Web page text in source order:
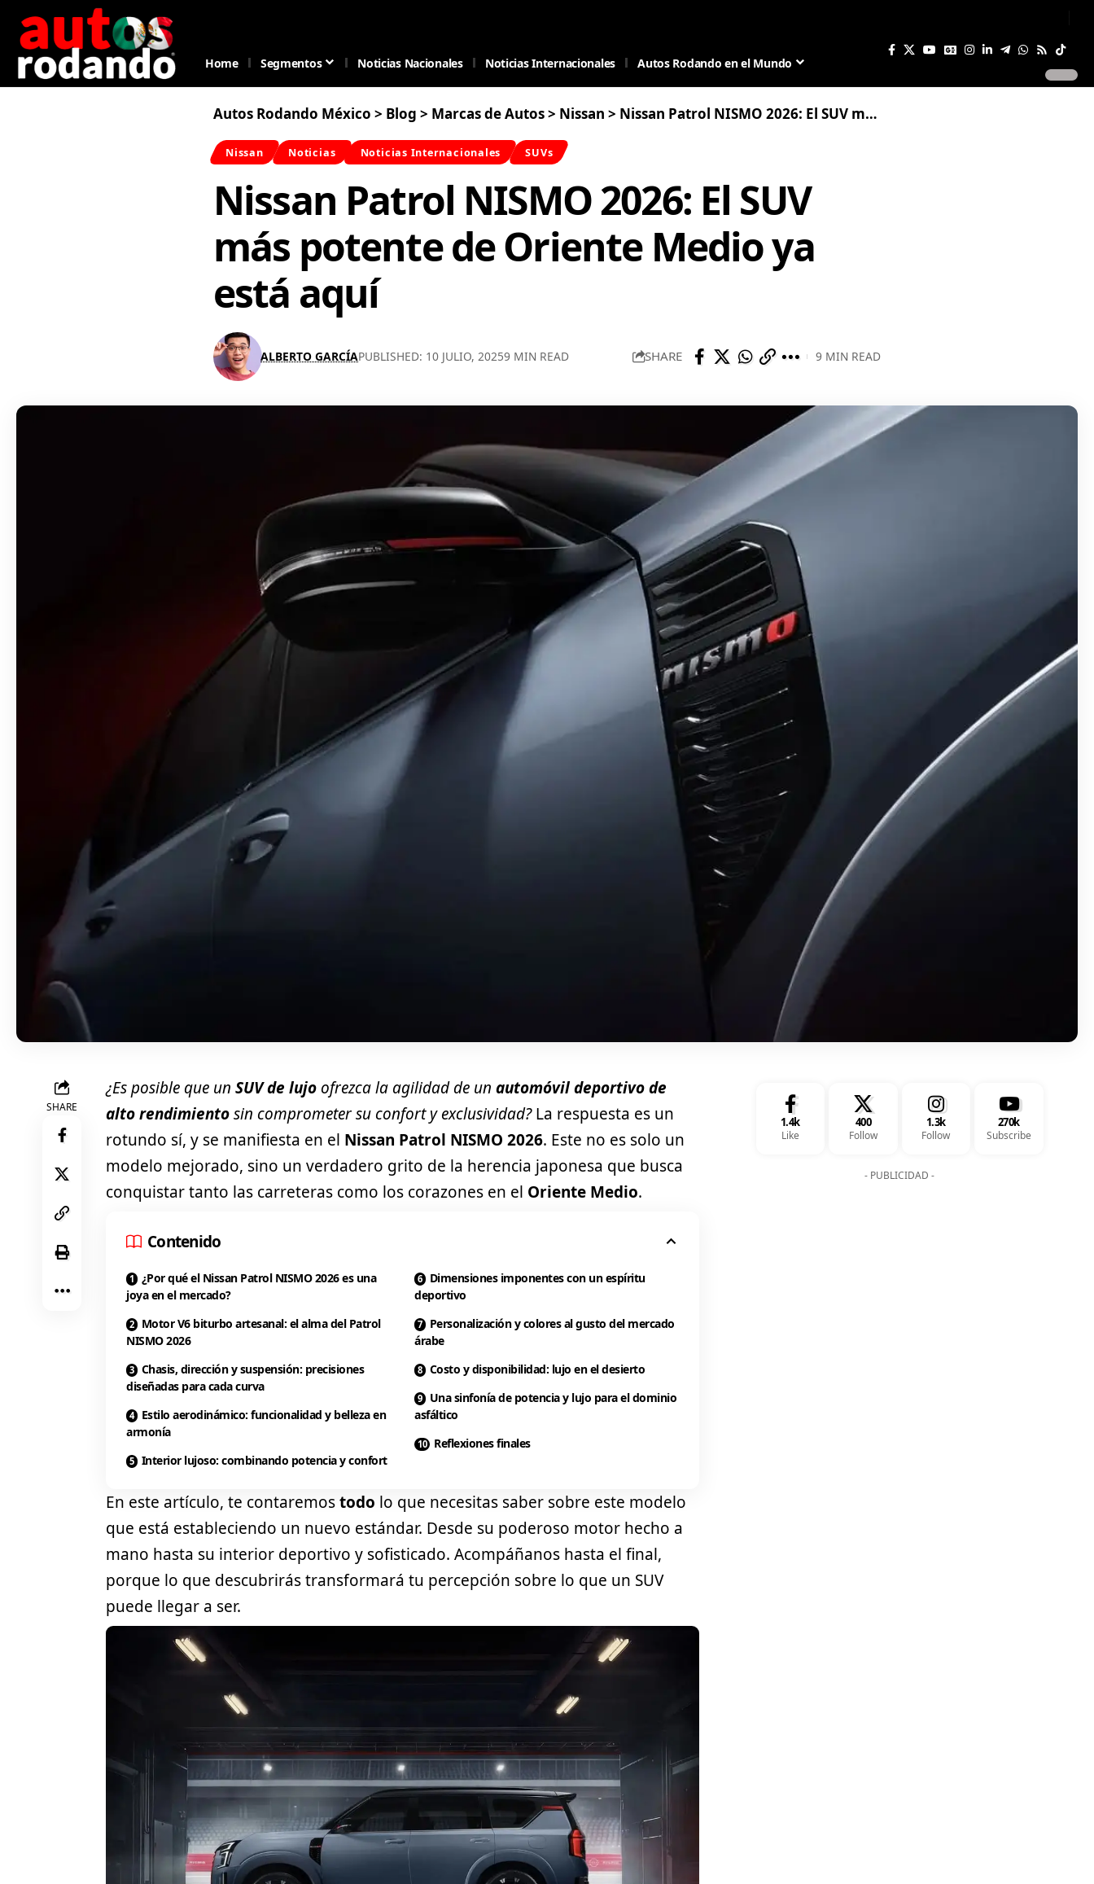
Home Segmentos Noticias Nacionales Noticias Internacionales Autos Rodando en el Mundo
Autos Rodando México > Blog > Marcas de Autos> Nissan > Nissan Patrol NISMO 2026: El SUV más potente de Oriente Medio ya está aquí
Nissan Noticias Noticias Internacionales SUVs
Nissan Patrol NISMO 2026: El SUV
más potente de Oriente Medio ya
está aquí
ALBERTO GARCÍAPUBLISHED: 10 JULIO, 20259 MIN READ SHARE 9 MIN READ
SHARE
¿Es posible que un SUV de lujo ofrezca la agilidad de un automóvil deportivo de
alto rendimientosin comprometer su confort y exclusividad?La respuesta es un
rotundo sí, y se manifiesta en el Nissan Patrol NISMO 2026. Este no es solo un
modelo mejorado, sino un verdadero grito de la herencia japonesa que busca
conquistar tanto las carreteras como los corazones en el Oriente Medio.
Contenido
¿Por qué el Nissan Patrol NISMO 2026 es una
joya en el mercado?
Motor V6 biturbo artesanal: el alma del Patrol
NISMO 2026
Chasis, dirección y suspensión: precisiones
diseñadas para cada curva
Estilo aerodinámico: funcionalidad y belleza en
armonía
Interior lujoso: combinando potencia y confort
Dimensiones imponentes con un espíritu
deportivo
Personalización y colores al gusto del mercado
árabe
Costo y disponibilidad: lujo en el desierto
Una sinfonía de potencia y lujo para el dominio
asfáltico
Reflexiones finales
En este artículo, te contaremostodo lo que necesitas saber sobre este modelo
que está estableciendo un nuevo estándar. Desde su poderoso motor hecho a
mano hasta su interior deportivo y sofisticado. Acompáñanos hasta el final,
porque lo que descubrirás transformará tu percepción sobre lo que un SUV
puede llegar a ser.
1.4k
Like
400
Follow
1.3k
Follow
270k
Subscribe
- PUBLICIDAD -